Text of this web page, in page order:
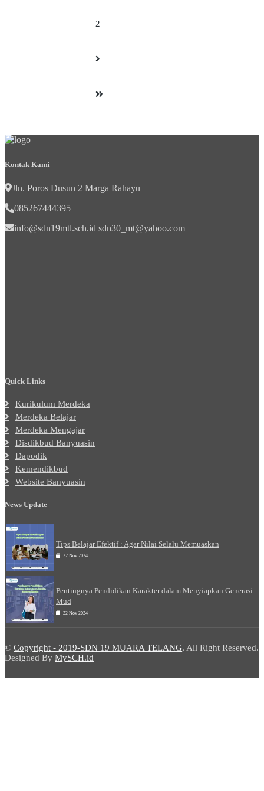
2
Kontak Kami
Jln. Poros Dusun 2 Marga Rahayu
085267444395
info@sdn19mtl.sch.id sdn30_mt@yahoo.com
Quick Links
Kurikulum Merdeka
Merdeka Belajar
Merdeka Mengajar
Disdikbud Banyuasin
Dapodik
Kemendikbud
Website Banyuasin
News Update
Tips Belajar Efektif : Agar Nilai Selalu Memuaskan
22 Nov 2024
Pentingnya Pendidikan Karakter dalam Menyiapkan Generasi
Mud
22 Nov 2024
© Copyright - 2019-SDN 19 MUARA TELANG, All Right Reserved.
Designed By MySCH.id